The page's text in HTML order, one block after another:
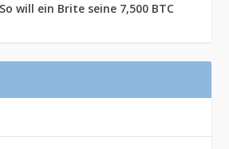
will ein Brite seine 7,500 BTC